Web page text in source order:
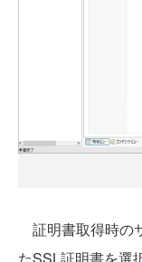
証明書取得時の